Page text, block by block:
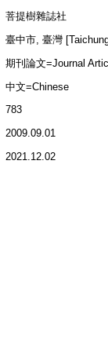
菩提樹雜誌社
臺中市, 臺灣
期刊論文=Journal
中文=Chinese
783
2009.09.01
2021.12.02